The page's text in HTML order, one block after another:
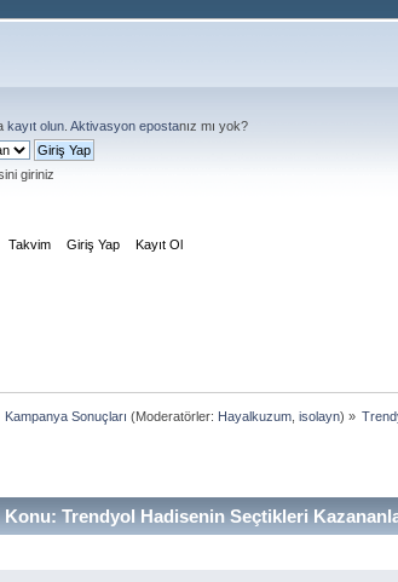
kayıt olun Aktivasyon epostanız mı yok?
giriniz
Takvim Giriş Yap Kayıt Ol
Kampanya Sonuçları (Moderatörler: Hayalkuzum, isolayn) »
Konu: Trendyol Hadisenin Seçtikleri